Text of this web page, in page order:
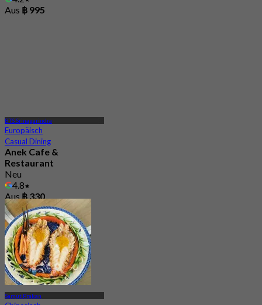
Aus ฿ 995
BTS Srinagarindra
Europäisch
Casual Dining
Anek Cafe &
Restaurant
Neu
4.8
Aus ฿ 330
Samut Prakan